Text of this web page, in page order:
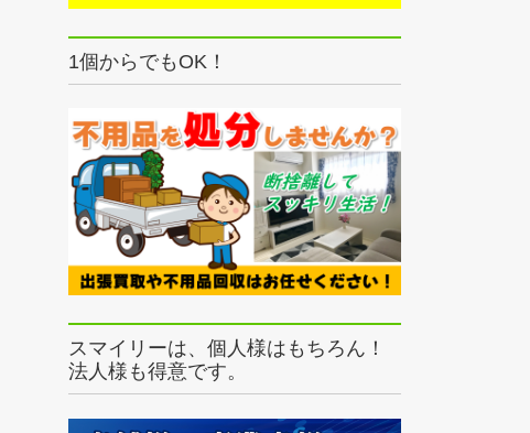
1個からでもOK！
スマイリーは、個人様はもちろん！
法人様も得意です。